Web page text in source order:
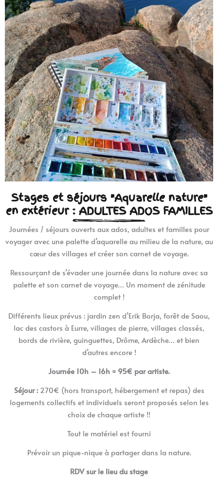
Stages et séjours "Aquarelle nature"
en extérieur : ADULTES ADOS FAMILLES
Journées / séjours ouverts aux ados, adultes et familles pour
voyager avec une palette d’aquarelle au milieu de la nature, au
cœur des villages et créer son carnet de voyage.
Ressourçant de s’évader une journée dans la nature avec sa
palette et son carnet de voyage… Un moment de zénitude
complet !
Différents lieux prévus : jardin zen d’Erik Borja, forêt de Saou,
lac des castors à Eurre, villages de pierre, villages classés,
bords de rivière, guinguettes, Drôme, Ardèche… et bien
d’autres encore !
Journée 10h – 16h = 95€ par artiste.
Séjour :270€ (hors transport, hébergement et repas) des
logements collectifs et individuels seront proposés selon les
choix de chaque artiste !!
Tout le matériel est fourni
Prévoir un pique-nique à partager dans la nature.
RDV sur le lieu du stage